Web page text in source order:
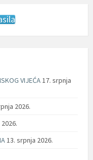
VIJEĆA17. srpnja
2026.
13. srpnja 2026.